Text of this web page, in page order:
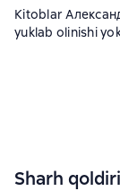
Kitoblar
yuklab olinishi
Sharh